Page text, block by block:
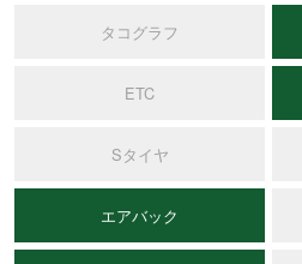
タコグラフ
ETC
Sタイヤ
エアバック